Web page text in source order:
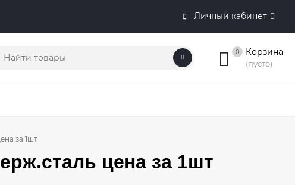
Личный кабинет
0 Корзина
(пусто)
за 1шт
цена за 1шт